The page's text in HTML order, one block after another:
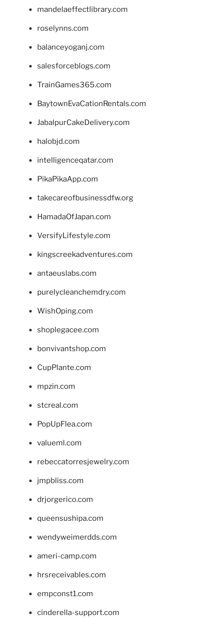
mandelaeffectlibrary.com
roselynns.com
balanceyoganj.com
salesforceblogs.com
TrainGames365.com
BaytownEvaCationRentals.com
JabalpurCakeDelivery.com
halobjd.com
intelligenceqatar.com
PikaPikaApp.com
takecareofbusinessdfw.org
HamadaOfJapan.com
VersifyLifestyle.com
kingscreekadventures.com
antaeuslabs.com
purelycleanchemdry.com
WishOping.com
shoplegacee.com
bonvivantshop.com
CupPlante.com
mpzin.com
stcreal.com
PopUpFlea.com
valueml.com
rebeccatorresjewelry.com
jmpbliss.com
drjorgerico.com
queensushipa.com
wendyweimerdds.com
ameri-camp.com
hrsreceivables.com
empconst1.com
cinderella-support.com